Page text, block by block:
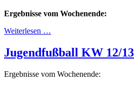
Ergebnisse vom Wochenende:
Weiterlesen …
Jugendfußball KW 12/13
Ergebnisse vom Wochenende: